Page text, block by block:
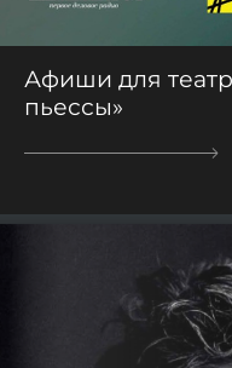
Афиши для
пьессы»